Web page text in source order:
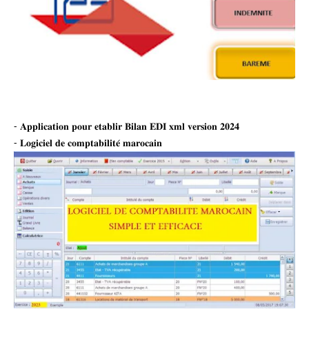
- 𝐀𝐩𝐩𝐥𝐢𝐜𝐚𝐭𝐢𝐨𝐧 𝐩𝐨𝐮𝐫 𝐞𝐭𝐚𝐛𝐥𝐢𝐫 𝐁𝐢𝐥𝐚𝐧 𝐄𝐃𝐈 𝐱𝐦𝐥 𝐯𝐞𝐫𝐬𝐢𝐨𝐧 𝟐𝟎𝟐𝟒
- 𝐋𝐨𝐠𝐢𝐜𝐢𝐞𝐥 𝐝𝐞 𝐜𝐨𝐦𝐩𝐭𝐚𝐛𝐢𝐥𝐢𝐭𝐞́ 𝐦𝐚𝐫𝐨𝐜𝐚𝐢𝐧